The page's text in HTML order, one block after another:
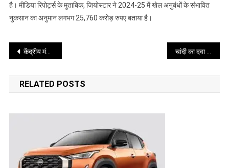
है। मीडिया रिपोर्ट्स के मुताबिक, जियोस्टार ने 2024-25 में खेल अनुबंधों के संभावित
नुकसान का अनुमान लगभग 25,760 करोड़ रुपए बताया है।
Post
navigation
केंद्रीय मंत्रिमंडल ने परमाणु ऊर्जा विधेयक को मंजूरी दी
RELATED POSTS